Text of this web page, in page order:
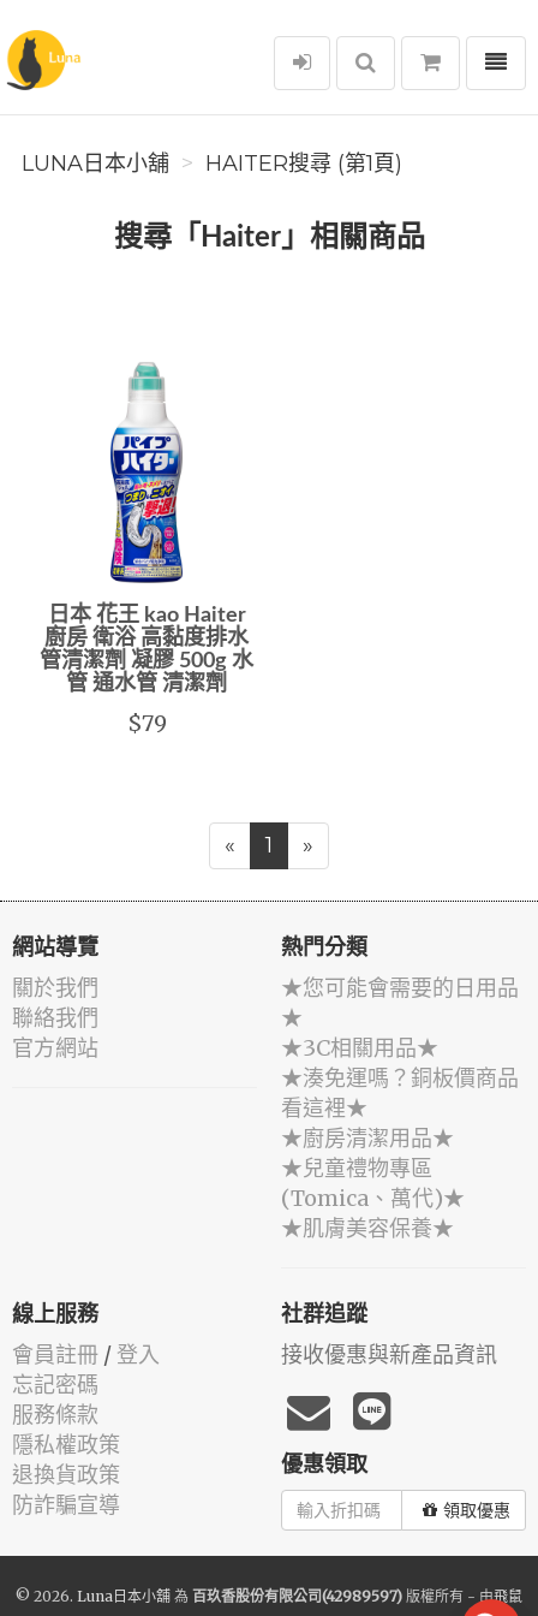
Luna日本小舖
選單
LUNA日本小舖 HAITER搜尋 (第1頁)
搜尋「Haiter」相關商品
日本 花王 kao Haiter
廚房 衛浴 高黏度排水
管清潔劑 凝膠 500g 水
管 通水管 清潔劑
$79
« 1 »
網站導覽
關於我們
聯絡我們
官方網站
熱門分類
★您可能會需要的日用品
★
★3C相關用品★
★湊免運嗎？銅板價商品
看這裡★
★廚房清潔用品★
★兒童禮物專區
(Tomica、萬代)★
★肌膚美容保養★
線上服務
會員註冊 / 登入
忘記密碼
服務條款
隱私權政策
退換貨政策
防詐騙宣導
社群追蹤
接收優惠與新產品資訊
優惠領取
領取優惠
© 2026. Luna日本小舖 為 百玖香股份有限公司(42989597) 版權所有 - 由飛鼠